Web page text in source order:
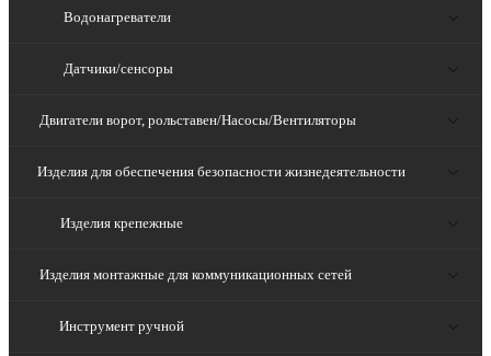
Водонагреватели
Датчики/сенсоры
Двигатели ворот, рольставен/Насосы/Вентиляторы
Изделия для обеспечения безопасности жизнедеятельности
Изделия крепежные
Изделия монтажные для коммуникационных сетей
Инструмент ручной